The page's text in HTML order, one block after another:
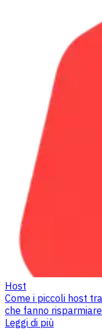
Host
Come i piccoli host
che fanno
Leggi di più